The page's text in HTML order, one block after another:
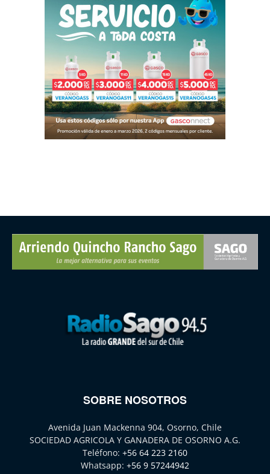
SOBRE NOSOTROS
Avenida Juan Mackenna 904, Osorno, Chile
SOCIEDAD AGRICOLA Y GANADERA DE OSORNO A.G.
Teléfono: +56 64 223 2160
Whatsapp: +56 9 57244942